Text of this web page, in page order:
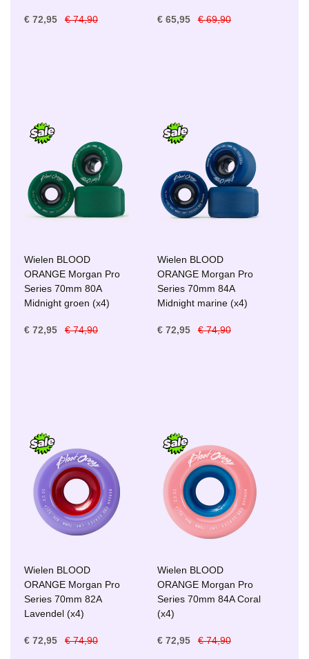
€ 72,95 € 74,90 € 65,95 € 69,90
Wielen BLOOD
ORANGE Morgan Pro
Series 70mm 80A
Midnight groen (x4)
€ 72,95 € 74,90
Wielen BLOOD
ORANGE Morgan Pro
Series 70mm 84A
Midnight marine (x4)
€ 72,95 € 74,90
Wielen BLOOD
ORANGE Morgan Pro
Series 70mm 82A
Lavendel (x4)
€ 72,95 € 74,90
Wielen BLOOD
ORANGE Morgan Pro
Series 70mm 84A Coral
(x4)
€ 72,95 € 74,90